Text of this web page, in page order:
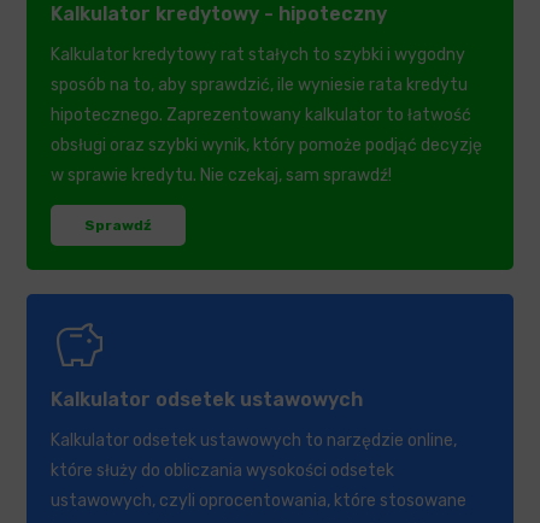
Kalkulator kredytowy - hipoteczny
Kalkulator kredytowy rat stałych to szybki i wygodny
sposób na to, aby sprawdzić, ile wyniesie rata kredytu
hipotecznego. Zaprezentowany kalkulator to łatwość
obsługi oraz szybki wynik, który pomoże podjąć decyzję
w sprawie kredytu. Nie czekaj, sam sprawdź!
Sprawdź
savings
Kalkulator odsetek ustawowych
Kalkulator odsetek ustawowych to narzędzie online,
które służy do obliczania wysokości odsetek
ustawowych, czyli oprocentowania, które stosowane